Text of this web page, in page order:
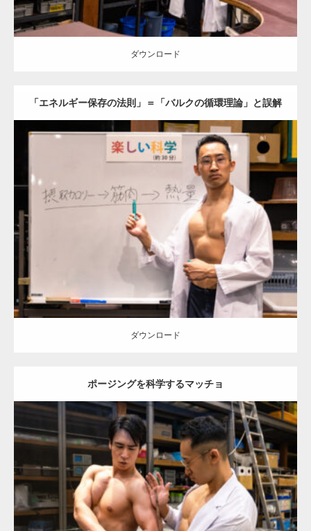
ダウンロード
「エネルギー保存の法則」＝「バルクの循環理論」と誤解
釈するマッチョ
Category:科学技術館のマッチョ オレンジの人 外資系筋肉 大胸筋 千
代田区（東京）
ダウンロード
ポージングを科学するマッチョ
Update: 2025.10.30
Category: 科学技術館のマッチョ オレンジの人 SOSUKE 外資系筋肉
大胸筋 千代田区（東京）
ダウンロード